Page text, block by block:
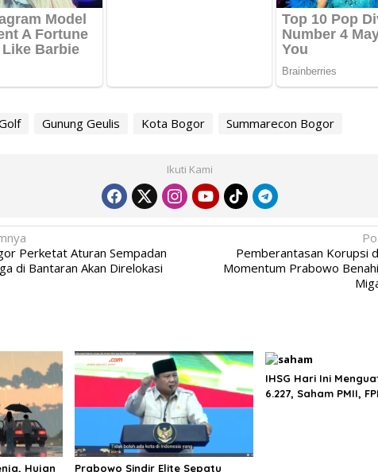
Gunung Geulis Kota Bogor Summarecon Bogor
Ikuti Kami
Perketat Aturan Sempadan
di Bantaran Akan Direlokasi
Pemberantasan Korupsi
Momentum Prabowo
Hujan Prabowo Sindir Elite Sepatu
IHSG Hari Ini
6.227, Saham PMII,